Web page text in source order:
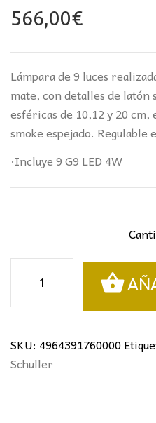
566,00€
Lámpara de 9 luces
mate, con detalles de latón
esféricas de 10,12 y 20 cm,
smoke espejado. Regulable
·Incluye 9 G9 LED 4W
DARK
9L.
SCHULLER
cantidad
SKU: 4964391760000
Schuller